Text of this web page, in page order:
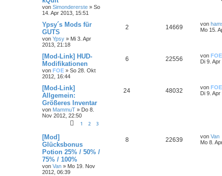
von Simondererste » So
14. Apr 2013, 15:51
Ypsy´s Mods für
GUTS
von Ypsy » Mi 3. Apr
2013, 21:18
2 14669 von
Mo 15.
[Mod-Link] HUD-
Modifikationen
von FOE » So 28. Okt
2012, 16:44
6 22556 von FOE
Di 9.
[Mod-Link]
Allgemein:
Größeres Inventar
von MammuT » Do 8.
Nov 2012, 22:50
1 2 3
24 48032 von FOE
Di 9.
[Mod]
Glücksbonus
Potion 25% / 50% /
75% / 100%
von Van » Mo 19. Nov
2012, 06:39
8 22639 von Van
Mo 8.